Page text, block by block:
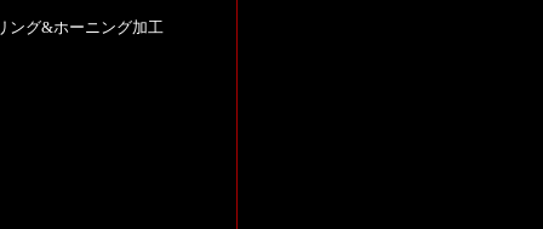
ング&ホーニング加工